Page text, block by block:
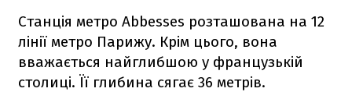
Станція метро Abbesses розташована на 12
лінії метро Парижу. Крім цього, вона
вважається найглибшою у французькій
столиці. Її глибина сягає 36 метрів.